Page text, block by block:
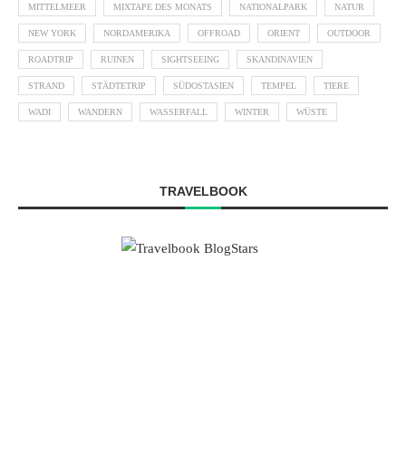
MITTELMEER MIXTAPE DES MONATS NATIONALPARK NATUR
NEW YORK NORDAMERIKA OFFROAD ORIENT OUTDOOR
ROADTRIP RUINEN SIGHTSEEING SKANDINAVIEN
STRAND STÄDTETRIP SÜDOSTASIEN TEMPEL TIERE
WADI WANDERN WASSERFALL WINTER WÜSTE
TRAVELBOOK